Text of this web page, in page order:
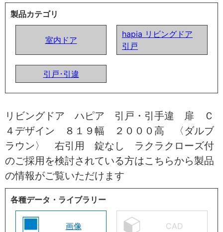
製品カテゴリ
室内ドア
hapia リビングドア
引戸
引戸･引違
リビングドア ハピア 引戸・引手違 扉 Ｃ
４デザイン ８１９幅 ２０００高 〈ダルブ
ラウン〉 右引用 錠なし ラクラクローズ付
のご採用を検討されている方はこちらから製品
の情報がご覧いただけます
各種データ・ライブラリー
画像 CAD